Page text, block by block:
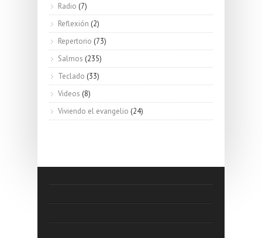
Radio (7)
Reflexión (2)
Repertorio (73)
Salmos (235)
Teclado (33)
Videos (8)
Viviendo el evangelio (24)